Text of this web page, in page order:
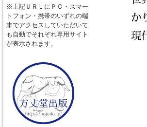
※上記ＵＲＬにＰＣ・スマー
トフォン・携帯のいずれの端
末でアクセスしていただいて
も自動でそれぞれ専用サイト
が表示されます。